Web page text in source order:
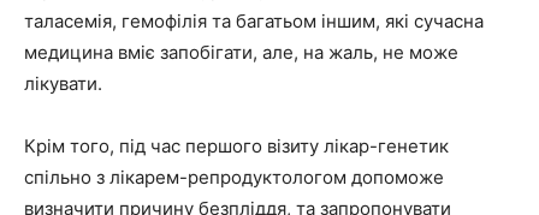
таласемія, гемофілія та багатьом іншим, які сучасна
медицина вміє запобігати, але, на жаль, не може
лікувати.
Крім того, під час першого візиту лікар-генетик
спільно з лікарем-репродуктологом допоможе
визначити причину безпліддя, та запропонувати